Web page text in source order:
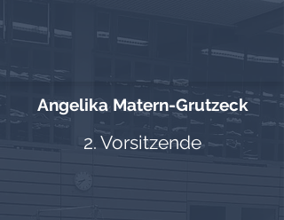
Angelika Matern-Grutzeck
2. Vorsitzende